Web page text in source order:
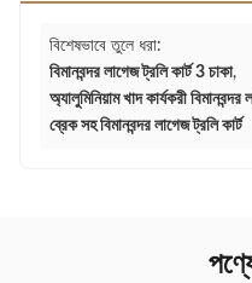
বিশেষভাবে তুলে ধরা:
বিমানবন্দর লাগেজ ট্রলি কার্ট 3 চাকা,
অ্যালুমিনিয়াম খাদ কার্যকরী বিমানবন্দর
ব্রেক সহ বিমানবন্দর লাগেজ ট্রলি কার্ট